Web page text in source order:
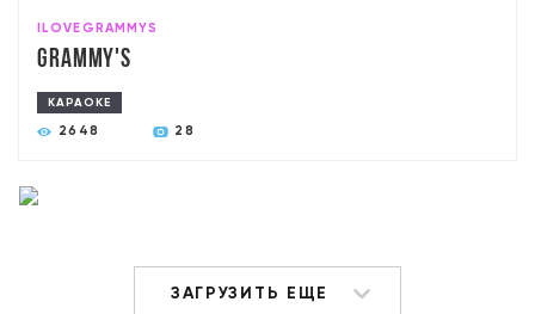
ILOVEGRAMMYS
Grammy's
КАРАОКЕ
2648 28
ЗАГРУЗИТЬ ЕЩЕ